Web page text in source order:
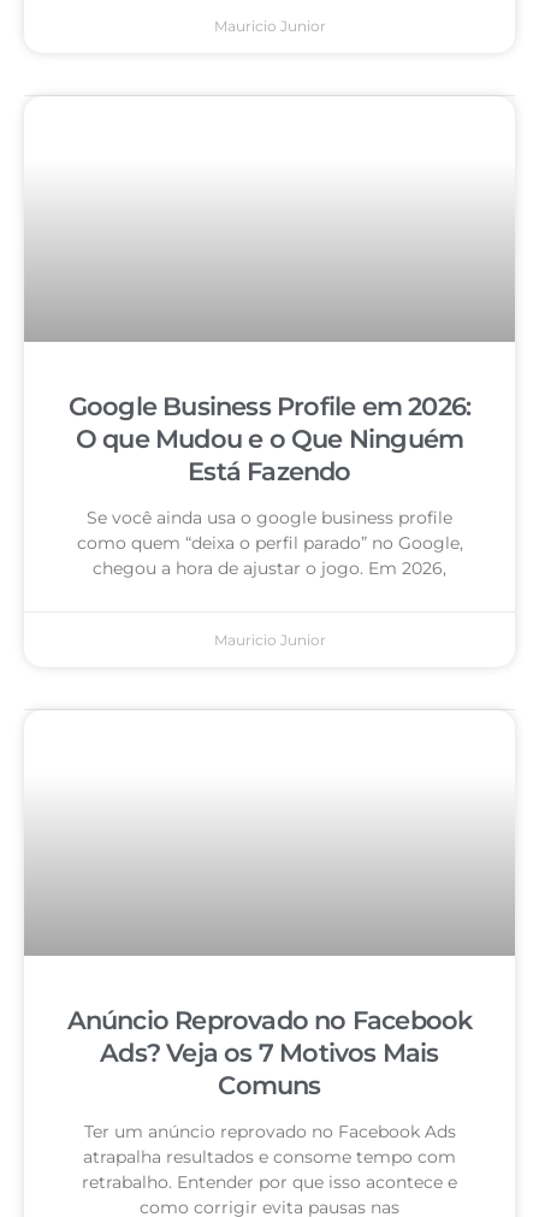
Mauricio Junior
Google Business Profile em 2026:
O que Mudou e o Que Ninguém
Está Fazendo
Se você ainda usa o google business profile
como quem “deixa o perfil parado” no Google,
chegou a hora de ajustar o jogo. Em 2026,
Mauricio Junior
Anúncio Reprovado no Facebook
Ads? Veja os 7 Motivos Mais
Comuns
Ter um anúncio reprovado no Facebook Ads
atrapalha resultados e consome tempo com
retrabalho. Entender por que isso acontece e
como corrigir evita pausas nas